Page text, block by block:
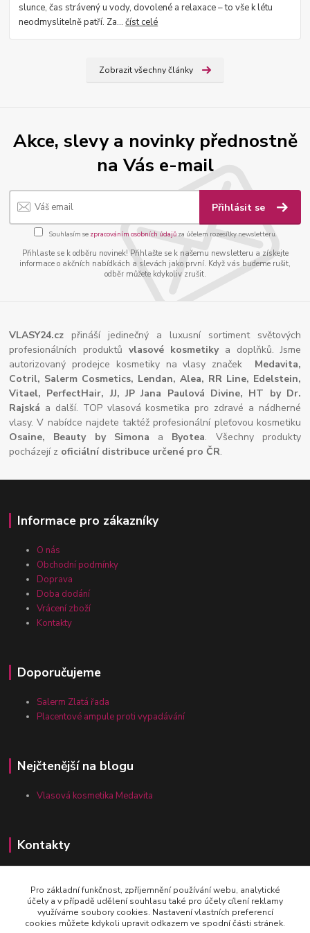
slunce, čas strávený u vody, dovolené a relaxace – to vše k létu
neodmyslitelně patří. Za...číst celé
Zobrazit všechny články
Akce, slevy a novinky přednostně
na Vás e-mail
Přihlásit se
Souhlasím se zpracováním osobních údajůza účelem rozesílky newsletteru.
Přihlaste se k odběru novinek! Přihlašte se k našemu newsletteru a získejte
informace o akčních nabídkách a slevách jako první. Když vás budeme rušit,
odběr můžete kdykoliv zrušit.
VLASY24.cz přináší jedinečný a luxusní sortiment světových
profesionálních produktůvlasové kosmetikya doplňků. Jsme
autorizovaný prodejce kosmetiky na vlasy značek Medavita,
Cotril, Salerm Cosmetics, Lendan, Alea, RR Line, Edelstein,
Vitael, PerfectHair, JJ, JP Jana Paulová Divine, HT by Dr.
Rajská a další. TOP vlasová kosmetika pro zdravé a nádherné
vlasy. V nabídce najdete taktéž profesionální pleťovou kosmetiku
Osaine, Beauty by Simona a Byotea. Všechny produkty
pocházejí z oficiální distribuce určené pro ČR.
Informace pro zákazníky
O nás
Obchodní podmínky
Doprava
Doba dodání
Vrácení zboží
Kontakty
Doporučujeme
Salerm Zlatá řada
Placentové ampule proti vypadávání
Nejčtenější na blogu
Vlasová kosmetika Medavita
Kontakty
Zákaznická linka vlasy-24.cz
+420 777 164 090
Pro základní funkčnost, zpříjemnění používání webu, analytické
účely a v případě udělení souhlasu také pro účely cílení reklamy
využíváme soubory cookies. Nastavení vlastních preferencí
cookies můžete kdykoli upravit odkazem ve spodní části stránek.